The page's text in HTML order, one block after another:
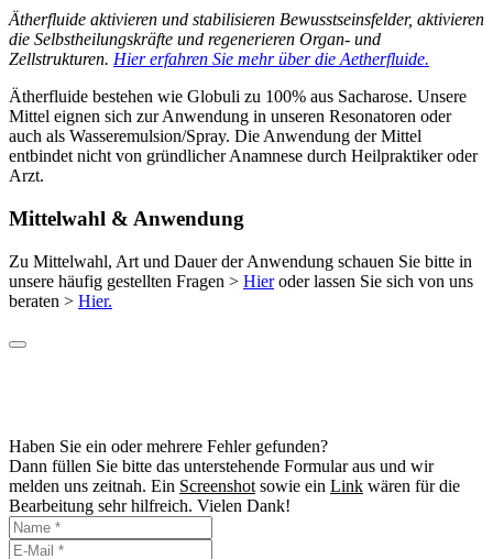
Ätherfluide aktivieren und stabilisieren Bewusstseinsfelder, aktivieren
die Selbstheilungskräfte und regenerieren Organ- und
Zellstrukturen. Hier erfahren Sie mehr über die Aetherfluide.
Ätherfluide bestehen wie Globuli zu 100% aus Sacharose. Unsere
Mittel eignen sich zur Anwendung in unseren Resonatoren oder
auch als Wasseremulsion/Spray. Die Anwendung der Mittel
entbindet nicht von gründlicher Anamnese durch Heilpraktiker oder
Arzt.
Mittelwahl & Anwendung
Zu Mittelwahl, Art und Dauer der Anwendung schauen Sie bitte in
unsere häufig gestellten Fragen > Hieroder lassen Sie sich von uns
beraten > Hier.
Haben Sie ein oder mehrere Fehler gefunden?
Dann füllen Sie bitte das unterstehende Formular aus und wir
melden uns zeitnah. Ein Screenshot sowie ein Link wären für die
Bearbeitung sehr hilfreich. Vielen Dank!